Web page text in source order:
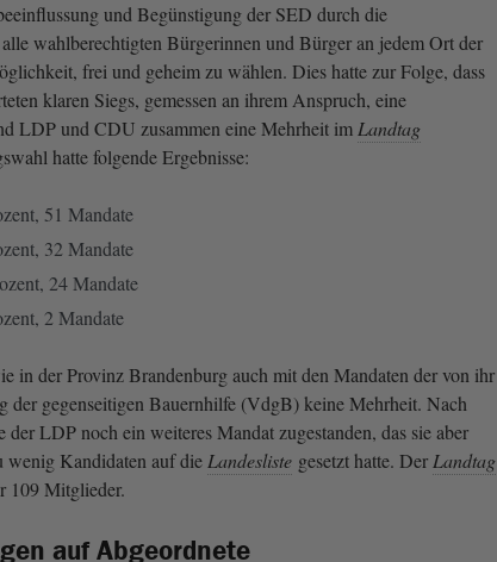
und Begün­stigung der SED durch die
wahlberechtigten Bürgerinnen und Bürger an jedem Ort der
frei und geheim zu wählen. Dies hatte zur Folge, dass
klaren Siegs, gemessen an ihrem Anspruch, eine
LDP und CDU zusammen eine Mehrheit im Landtag
hatte folgende Ergebnisse:
51 Mandate
32 Mandate
24 Mandate
2 Mandate
in der Provinz Brandenburg auch mit den Man­daten der von ihr
der gegenseitigen Bauernhilfe (VdgB) keine Mehrheit. Nach
der LDP noch ein weiteres Mandat zugestanden, das sie aber
wenig Kandidaten auf die Landesliste gesetzt hatte. Der Landtag
109 Mitglieder.
auf Abgeordnete